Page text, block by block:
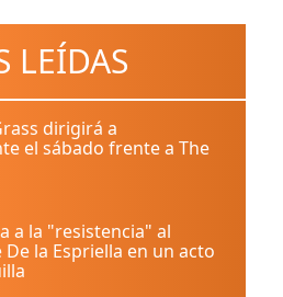
LEÍDAS
dirigirá a
el sábado frente a The
a la "resistencia" al
la Espriella en un acto